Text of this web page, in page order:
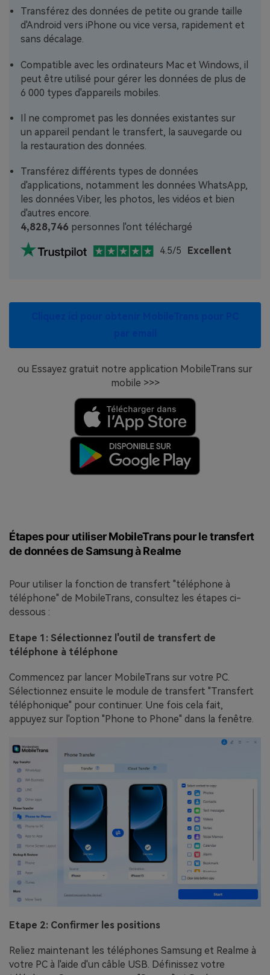
Transférez des données de petite ou grande taille
d'Android vers iPhone ou vice versa, rapidement et
sans décalage.
Compatible avec les ordinateurs Mac et Windows, il
peut être utilisé pour gérer les données de plus de
6 000 types d'appareils mobiles.
Il ne compromet pas les données existantes sur
un appareil pendant le transfert, la sauvegarde ou
la restauration des données.
Transférez différents types de données
d'applications, notamment les données WhatsApp,
les données Viber, les photos, les vidéos et bien
d'autres encore.
4,828,746 personnes l'ont téléchargé
4.5/5 Excellent
ou Essayez gratuit notre application MobileTrans sur
mobile >>>
Étapes pour utiliser MobileTrans pour le transfert
de données de Samsung à Realme
Pour utiliser la fonction de transfert "téléphone à
téléphone" de MobileTrans, consultez les étapes ci-
dessous :
Etape 1: Sélectionnez l'outil de transfert de
téléphone à téléphone
Commencez par lancer MobileTrans sur votre PC.
Sélectionnez ensuite le module de transfert "Transfert
téléphonique" pour continuer. Une fois cela fait,
appuyez sur l'option "Phone to Phone" dans la fenêtre.
Etape 2: Confirmer les positions
Reliez maintenant les téléphones Samsung et Realme à
votre PC à l'aide d'un câble USB. Définissez votre